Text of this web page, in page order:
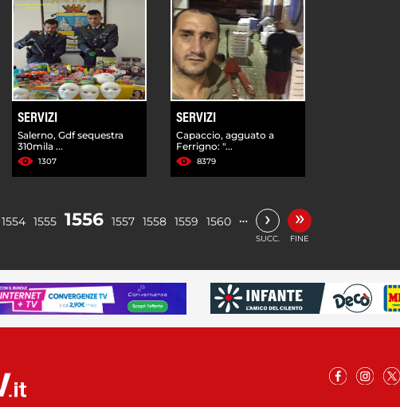
SERVIZI
Salerno, Gdf sequestra
310mila ...
1307
SERVIZI
Capaccio, agguato a
Ferrigno: "...
8379
1554 1555 1556 1557 1558 1559 1560 … ›
SUCC.
»
FINE